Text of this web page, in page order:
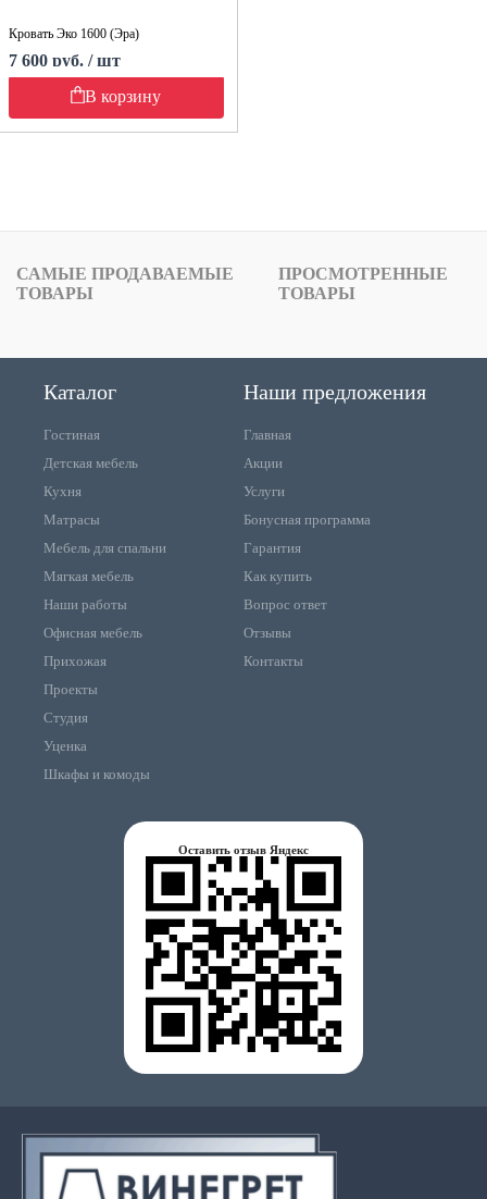
Кровать Эко 1600 (Эра)
7 600 руб. / шт
В корзину
САМЫЕ ПРОДАВАЕМЫЕ
ТОВАРЫ
ПРОСМОТРЕННЫЕ
ТОВАРЫ
Каталог
Гостиная
Детская мебель
Кухня
Матрасы
Мебель для спальни
Мягкая мебель
Наши работы
Офисная мебель
Прихожая
Проекты
Студия
Уценка
Шкафы и комоды
Наши предложения
Главная
Акции
Услуги
Бонусная программа
Гарантия
Как купить
Вопрос ответ
Отзывы
Контакты
Оставить отзыв Яндекс